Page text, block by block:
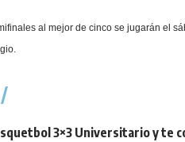
al mejor de cinco se jugarán el
3×3 Universitario y te